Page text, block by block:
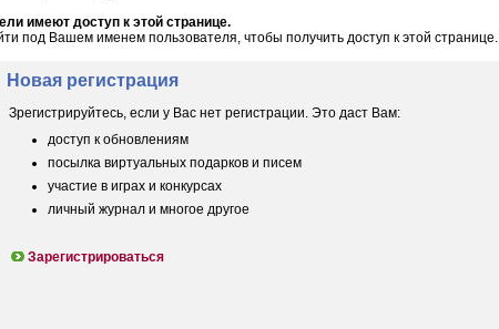
имеют доступ к этой странице.
под Вашем именем пользователя, чтобы получить доступ к этой странице.
Новая регистрация
Зрегистрируйтесь, если у Вас нет регистрации. Это даст Вам:
доступ к обновлениям
посылка виртуальных подарков и писем
участие в играх и конкурсах
личный журнал и многое другое
Зарегистрироваться